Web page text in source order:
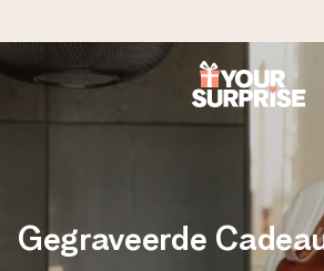
Voor 16:00 besteld, vandaag
We maken jouw cadeau met zorg en
razendsnel onderweg is - zodat jij
het juiste moment, wanneer het het
Gegraveerde